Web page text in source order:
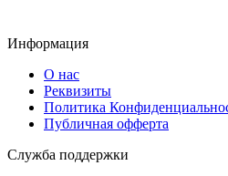
Информация
О нас
Реквизиты
Политика
Публичная офферта
Служба поддержки